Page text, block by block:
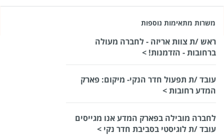
משרות מתאימות נוספות
ראש /ת צוות אריזה - לחברה מעולה
ברחובות - הזדמנות! >
עובד /ת תפעול חדר הנקי- מיקום: פארק
המדע רחובות >
לחברה מובילה בפארק המדע אנו מגייסים
עובד /ת לוגיסטי בסביבת חדר נקי >